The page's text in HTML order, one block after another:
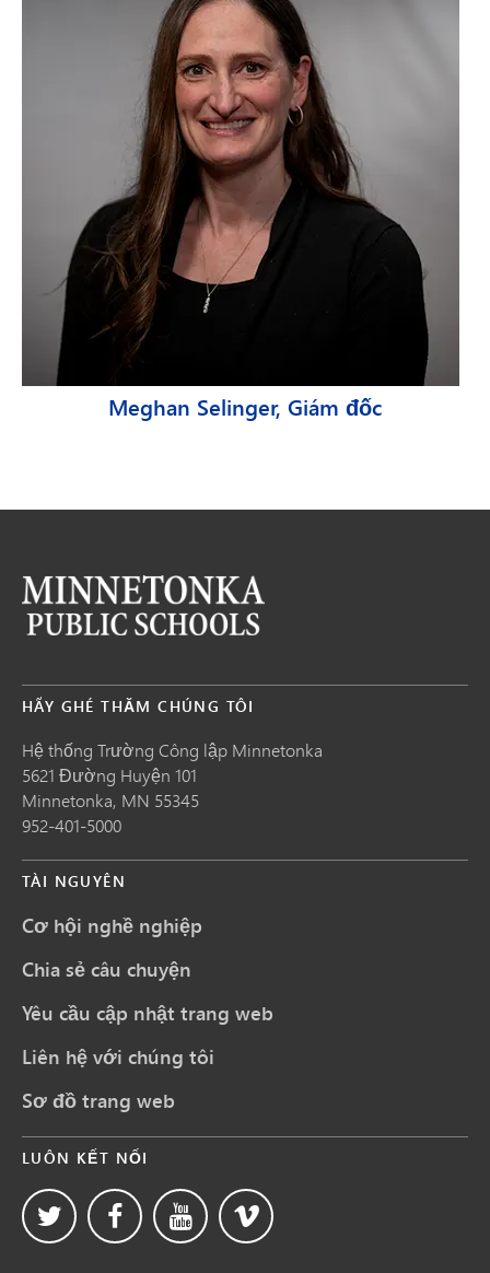
Meghan Selinger, Giám đốc
HÃY GHÉ THĂM CHÚNG TÔI
Hệ thống Trường Công lập Minnetonka
5621 Đường Huyện 101
Minnetonka, MN 55345
952-401-5000
TÀI NGUYÊN
Cơ hội nghề nghiệp
Chia sẻ câu chuyện
Yêu cầu cập nhật trang web
Liên hệ với chúng tôi
Sơ đồ trang web
LUÔN KẾT NỐI